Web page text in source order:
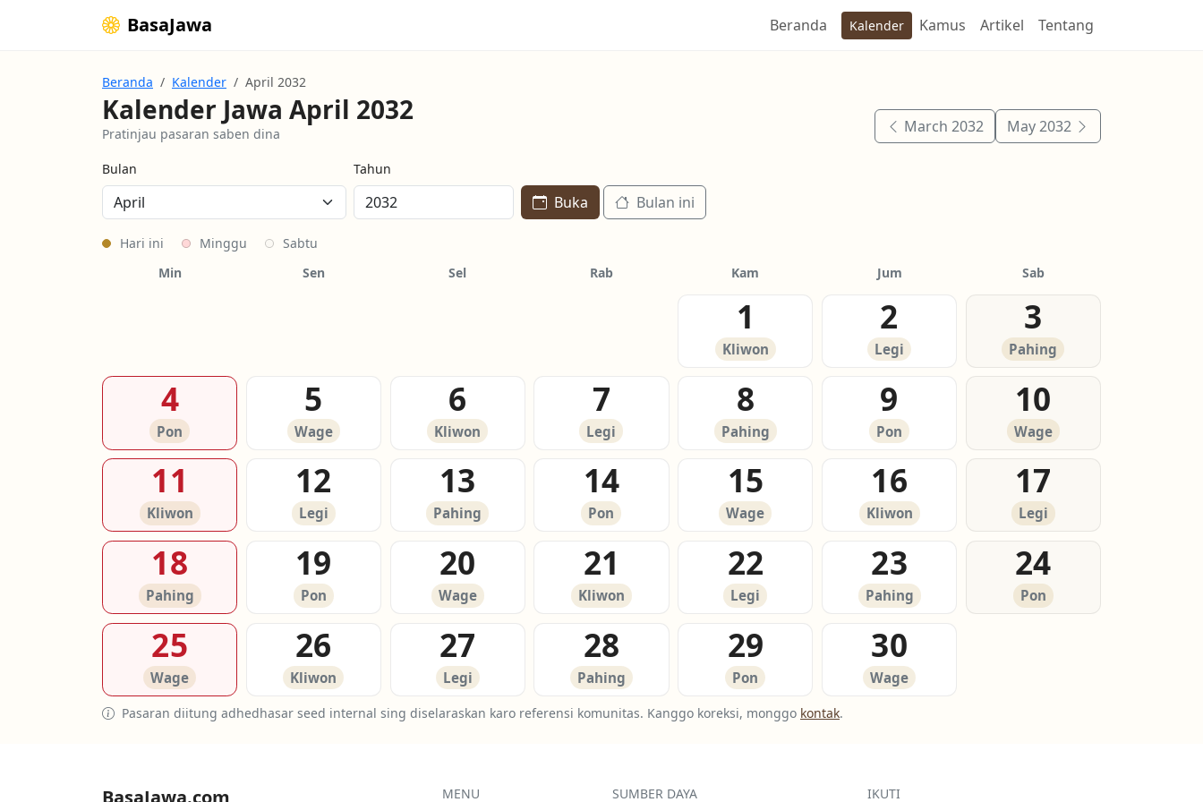
BasaJawa Beranda Kalender Kamus Artikel Tentang
Beranda Kalender April 2032
Kalender Jawa April 2032
Pratinjau pasaran saben dina March 2032 May 2032
Bulan Tahun
Buka Bulan ini
Hari ini Minggu
Sabtu
Min
Sen Sel Rab Kam Jum Sab
1
Kliwon
2
Legi
3
Pahing
4
Pon
5
Wage
6
Kliwon
7
Legi
8
Pahing
9
Pon
10
Wage
11
Kliwon
12
Legi
13
Pahing
14
Pon
15
Wage
16
Kliwon
17
Legi
18
Pahing
19
Pon
20
Wage
21
Kliwon
22
Legi
23
Pahing
24
Pon
25
Wage
26
Kliwon
27
Legi
28
Pahing
29
Pon
30
Wage
Pasaran diitung adhedhasar seed internal sing diselaraskan karo referensi komunitas. Kanggo koreksi, monggo kontak.
BasaJawa.com MENU SUMBER DAYA IKUTI